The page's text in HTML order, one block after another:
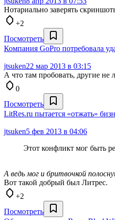
Нотариально заверять
+2
Посмотреть
Компания GoPro потребовала
jtsuken22 мар 2013 в 03:15
А что там пробовать, другие не
0
Посмотреть
LitRes.ru пытается «отжать»
jtsuken5 фев 2013 в 04:06
Этот конфликт мог быть
А ведь мог и бритвочкой
Вот такой добрый был Литрес.
+2
Посмотреть